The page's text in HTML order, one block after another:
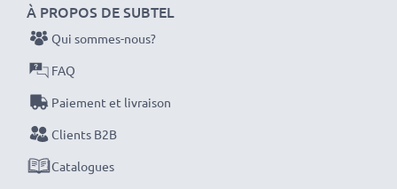
Optez pour CELLONIC et ne faites aucun compromis
sur la qualité. Passez votre commande dès maintenant
!
À PROPOS DE SUBTEL
Qui sommes-nous?
FAQ
Paiement et livraison
Clients B2B
Catalogues